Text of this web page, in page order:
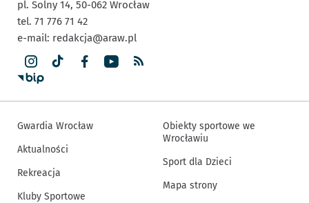
pl. Solny 14, 50-062 Wrocław
tel. 71 776 71 42
e-mail: redakcja@araw.pl
Gwardia Wrocław
Aktualności
Rekreacja
Kluby Sportowe
Obiekty sportowe we
Wrocławiu
Sport dla Dzieci
Mapa strony